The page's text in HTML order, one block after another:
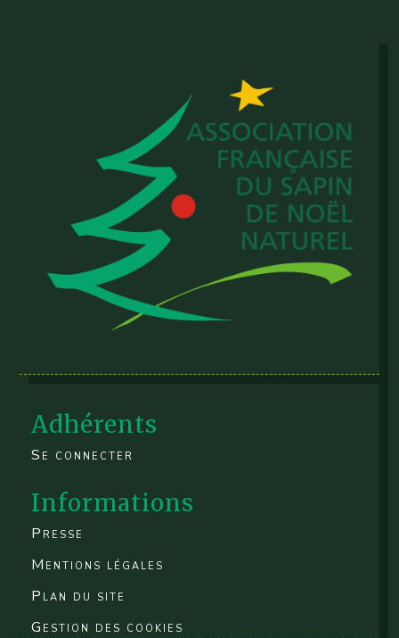
Adhérents
Se connecter
Informations
Presse
Mentions légales
Plan du site
Gestion des cookies